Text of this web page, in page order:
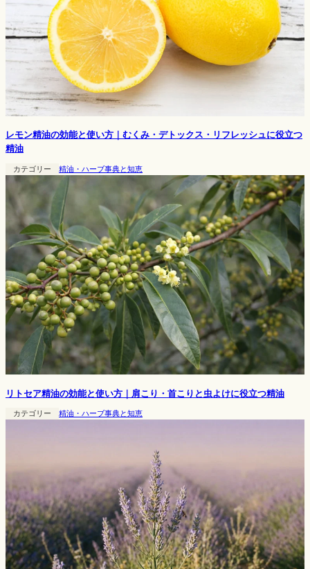
レモン精油の効能と使い方｜むくみ・デトックス・リフレッシュに役立つ
精油
カテゴリー 精油・ハーブ事典と知恵
リトセア精油の効能と使い方｜肩こり・首こりと虫よけに役立つ精油
カテゴリー 精油・ハーブ事典と知恵